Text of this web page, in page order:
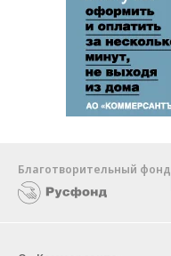
Благотворительный фонд